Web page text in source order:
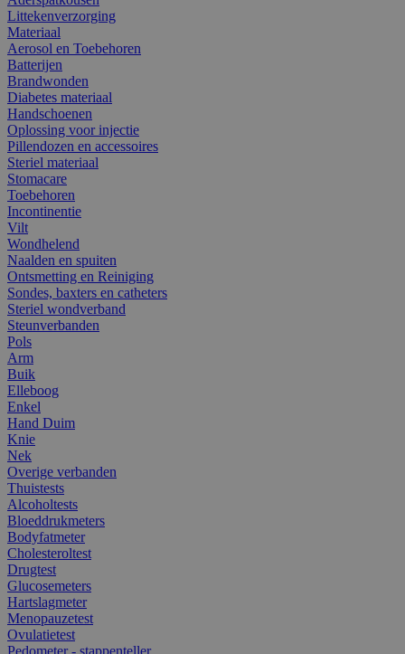
Littekenverzorging
Materiaal
Aerosol en Toebehoren
Batterijen
Brandwonden
Diabetes materiaal
Handschoenen
Oplossing voor injectie
Pillendozen en accessoires
Steriel materiaal
Stomacare
Toebehoren
Incontinentie
Vilt
Wondhelend
Naalden en spuiten
Ontsmetting en Reiniging
Sondes, baxters en catheters
Steriel wondverband
Steunverbanden
Pols
Arm
Buik
Elleboog
Enkel
Hand Duim
Knie
Nek
Overige verbanden
Thuistests
Alcoholtests
Bloeddrukmeters
Bodyfatmeter
Cholesteroltest
Drugtest
Glucosemeters
Hartslagmeter
Menopauzetest
Ovulatietest
Pedometer - stappenteller